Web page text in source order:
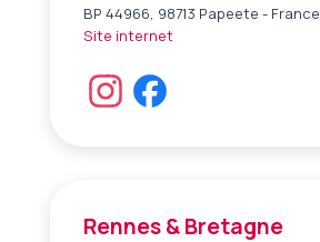
BP 44966, 98713 Papeete - France
Site internet
Rennes & Bretagne